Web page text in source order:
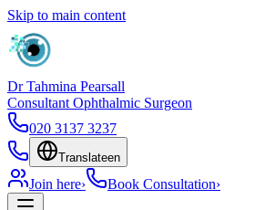
Skip to main content
Dr Tahmina Pearsall
Consultant Ophthalmic Surgeon
020 3137 3237
Translateen
Join here› Book Consultation›